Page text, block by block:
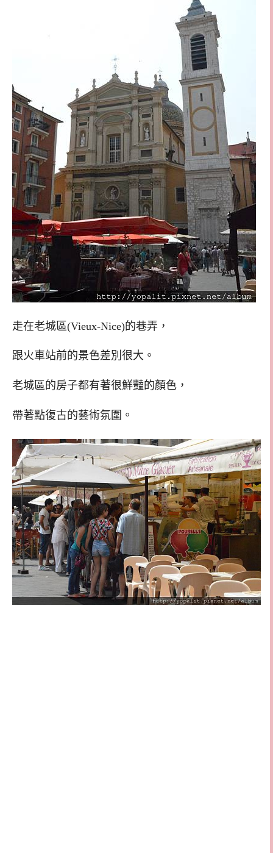
走在老城區(Vieux-Nice)的巷弄，
跟火車站前的景色差別很大。
老城區的房子都有著很鮮豔的顏色，
帶著點復古的藝術氛圍。